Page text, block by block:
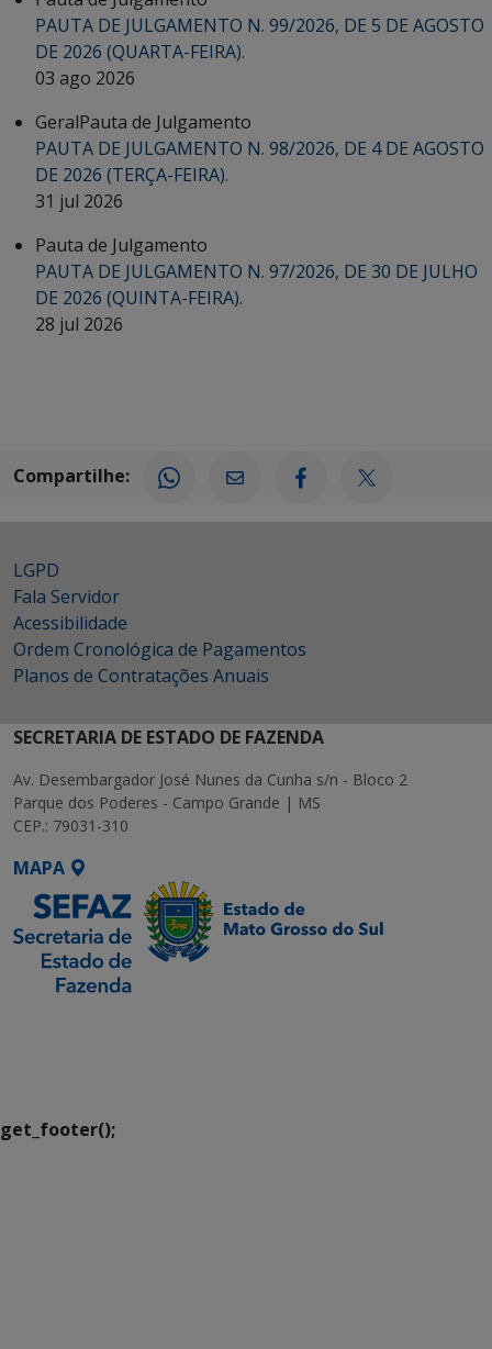
PAUTA DE JULGAMENTO N. 99/2026, DE 5 DE AGOSTO
DE 2026 (QUARTA-FEIRA).
03 ago 2026
GeralPauta de Julgamento
PAUTA DE JULGAMENTO N. 98/2026, DE 4 DE AGOSTO
DE 2026 (TERÇA-FEIRA).
31 jul 2026
Pauta de Julgamento
PAUTA DE JULGAMENTO N. 97/2026, DE 30 DE JULHO
DE 2026 (QUINTA-FEIRA).
28 jul 2026
Compartilhe:
LGPD
Fala Servidor
Acessibilidade
Ordem Cronológica de Pagamentos
Planos de Contratações Anuais
SECRETARIA DE ESTADO DE FAZENDA
Av. Desembargador José Nunes da Cunha s/n - Bloco 2
Parque dos Poderes - Campo Grande | MS
CEP.: 79031-310
MAPA
get_footer();